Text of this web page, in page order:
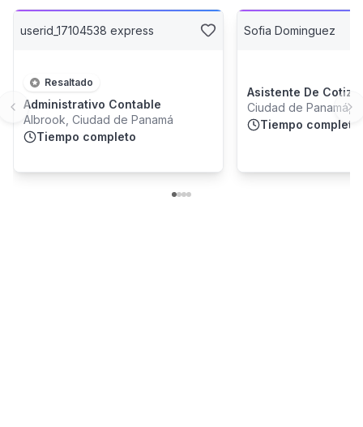
userid_17104538 express
Resaltado
Administrativo Contable
Albrook, Ciudad de Panamá
Tiempo completo
Sofia Dominguez
Asistente De
Ciudad de Panamá,
Provincia
Tiempo completo
Previous slide